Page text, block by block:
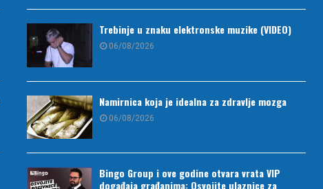
Trebinje u znaku elektronske muzike (VIDEO)
06/08/2026
Namirnica koja je idealna za zdravlje mozga
06/08/2026
Bingo Group i ove godine otvara vrata VIP
događaja građanima: Osvojite ulaznice za